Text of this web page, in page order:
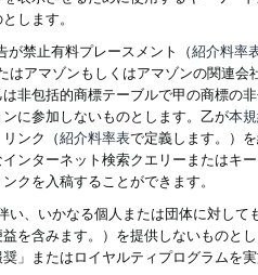
します。
禁止有料プレースメント（紹介料率
はアマゾンもしくはアマゾンの関連
非包括的商標テーブルで甲の商標の
に参加しないものとします。乙が本
ンク（紹介料率表で定義します。）
ンターネット検索クエリーまたはキ
クを入稿することができます。
い、いかなる個人または団体に対し
を含みます。）を提供しないものと
」またはロイヤルティプログラムを